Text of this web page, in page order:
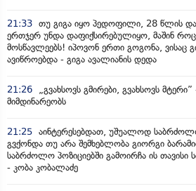
21:33 თუ გიგა იყო პედოფილი, 28 წლის და
ერთჯერ უნდა დაფიქსირებულიყო, მაშინ
მოსწავლეებს! იპოვონ ერთი გოგონა, ვისაც
ავიწროებდა - გიგა ავალიანის დედა
21:26
„გვახსოვს გმირები, გვახსოვს
მიმდინარეობს
21:25 აინტერესებდათ, უშუალოდ
გვქონდა თუ არა შემხებლობა გიორგი
საბრძოლო პოზიციებში გამოირჩა ის თავისი
- კობა კობალაძე